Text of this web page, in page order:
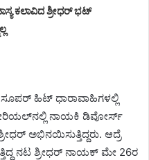
ಕಲಾವಿದ ಶ್ರೀಧರ್ ಭಟ್
ಸೂಪರ್ ಹಿಟ್ ಧಾರಾವಾಹಿಗಳಲ್ಲಿ
ನಾಯಕಿ ಡಿವೋರ್ಸ್
ಅಭಿನಯಿಸುತ್ತಿದ್ದರು. ಆದ್ರೆ
ನಟ ಶ್ರೀಧರ್ ನಾಯಕ್ ಮೇ 26ರ